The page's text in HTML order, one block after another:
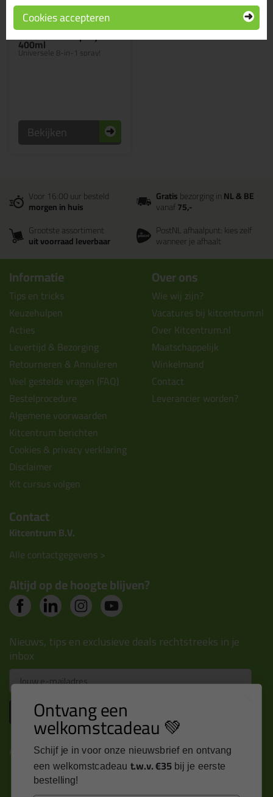
Soudal Multi Spray
400ml
Universele 8-in-1 spray!
4,49
Bekijken
Voor 16:00 uur besteld
morgen in huis
Gratisbezorging inNL & BE
vanaf75,-
Grootste assortiment
uit voorraad leverbaar
PostNL afhaalpunt: kies zelf
wanneer je afhaalt
Informatie
Tips en tricks
Keuzehulpen
Acties
Levertijd & Bezorging
Retourneren & Annuleren
Veel gestelde vragen (FAQ)
Bestelprocedure
Algemene voorwaarden
Kitcentrum berichten
Cookies & privacy verklaring
Disclaimer
Kit cursus volgen
Over ons
Wie wij zijn?
Vacatures bij kitcentrum.nl
Over Kitcentrum.nl
Maatschappelijk
Winkelmand
Contact
Leverancier worden?
Contact
Kitcentrum B.V.
Alle contactgegevens >
Altijd op de hoogte blijven?
Nieuws, tips en exclusieve deals rechtstreeks in je
inbox
Email
Inschrijven
Kitcentrum is trots op:
Cookies accepteren
Ontvang een
welkomstcadeau 💚
Schijf je in voor onze nieuwsbrief en ontvang
een welkomstcadeau t.w.v. €35 bij je eerste
bestelling!